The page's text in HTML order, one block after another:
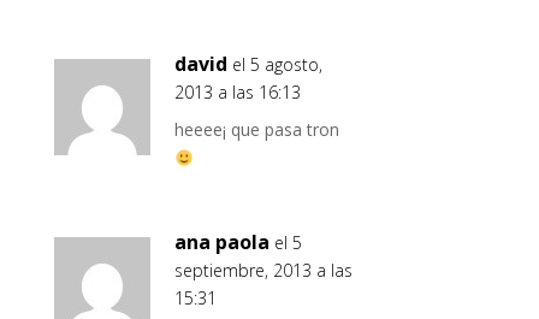
david el 5 agosto,
2013 a las 16:13
heeee¡ que pasa tron
ana paola el 5
septiembre, 2013 a las
15:31